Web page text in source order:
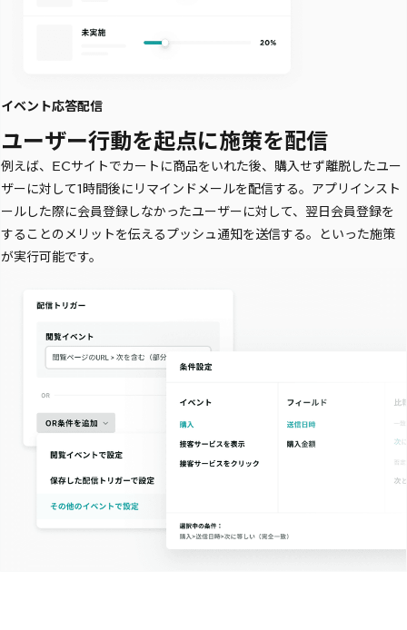
イベント応答配信
ユーザー行動を起点に施策を配信
例えば、ECサイトでカートに商品をいれた後、購入せず離脱したユー
ザーに対して1時間後にリマインドメールを配信する。アプリインスト
ールした際に会員登録しなかったユーザーに対して、翌日会員登録を
することのメリットを伝えるプッシュ通知を送信する。といった施策
が実行可能です。